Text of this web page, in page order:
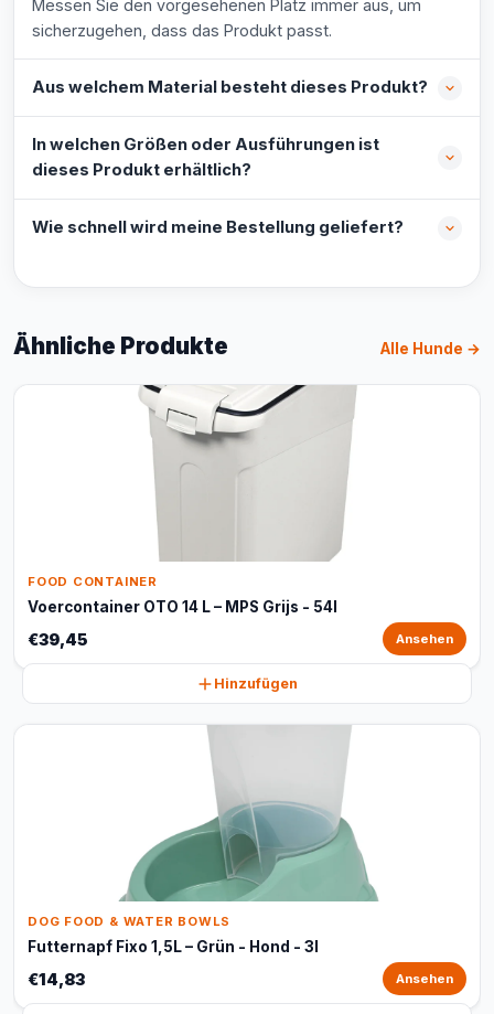
Messen Sie den vorgesehenen Platz immer aus, um
sicherzugehen, dass das Produkt passt.
Aus welchem Material besteht dieses Produkt?
In welchen Größen oder Ausführungen ist
dieses Produkt erhältlich?
Wie schnell wird meine Bestellung geliefert?
Ähnliche Produkte Alle Hunde →
FOOD CONTAINER
Voercontainer OTO 14 L – MPS Grijs - 54l
€39,45 Ansehen
Hinzufügen
DOG FOOD & WATER BOWLS
Futternapf Fixo 1,5L – Grün - Hond - 3l
€14,83 Ansehen